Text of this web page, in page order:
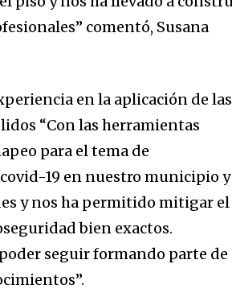
comentó, Susana
en la aplicación de las
“Con las herramientas
para el tema de
19 en nuestro municipio y
y nos ha permitido mitigar el
bien exactos.
seguir formando parte de